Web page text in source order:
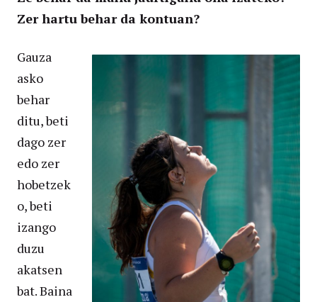
Zer hartu behar da kontuan?
Gauza
asko
behar
ditu, beti
dago zer
edo zer
hobetzek
o, beti
izango
duzu
akatsen
bat. Baina